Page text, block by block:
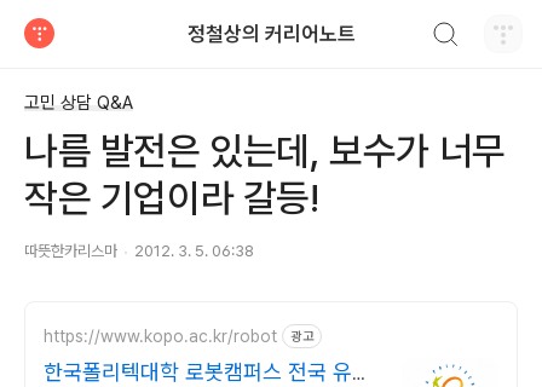
정철상의 커리어노트
고민 상담 Q&A
나름 발전은 있는데, 보수가 너무
작은 기업이라 갈등!
따뜻한카리스마 2012. 3. 5. 06:38
https://www.kopo.ac.kr/robot 광고
한국폴리텍대학 로봇캠퍼스 전국 유일